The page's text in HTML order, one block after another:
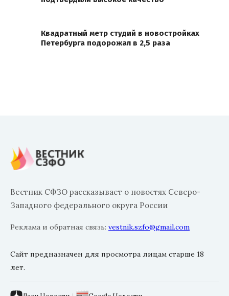
Квадратный метр студий в новостройках
Петербурга подорожал в 2,5 раза
Вестник СФЗО рассказывает о новостях Северо-
Западного федерального округа России
Реклама и обратная связь: vestnik.szfo@gmail.com
Сайт предназначен для просмотра лицам старше 18
лет.